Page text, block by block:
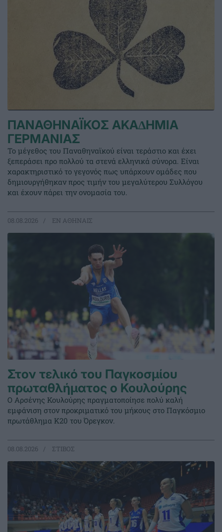
ΠΑΝΑΘΗΝΑΪΚΟΣ ΑΚΑ∆ΗΜΙΑ
ΓΕΡΜΑΝΙΑΣ
Το μέγεθος του Παναθηναϊκού είναι τεράστιο και έχει
ξεπεράσει προ πολλού τα στενά ελληνικά σύνορα. Είναι
χαρακτηριστικό το γεγονός πως υπάρχουν ομάδες που
δημιουργήθηκαν προς τιμήν του μεγαλύτερου Συλλόγου
και έχουν πάρει την ονομασία του.
08.08.2026 EΝ ΑΘΗΝΑΙΣ
Στον τελικό του Παγκοσμίου
πρωταθλήματος ο Κουλούρης
Ο Αρσένης Κουλούρης πραγματοποίησε πολύ καλή
εμφάνιση στον προκριματικό του μήκους στο Παγκόσμιο
πρωτάθλημα Κ20 του Όρεγκον.
08.08.2026 ΣΤΙΒΟΣ